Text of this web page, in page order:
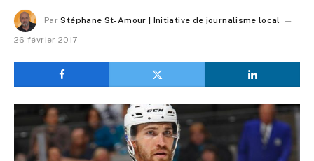
Par Stéphane St-Amour | Initiative de journalisme local
26 février 2017